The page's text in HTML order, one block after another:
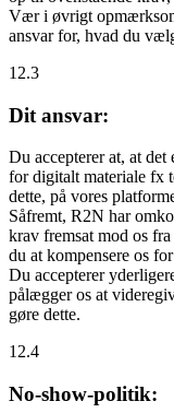
Vær i øvrigt
ansvar for, hvad du
12.3
Dit ansvar:
Du accepterer at, at
for digitalt materiale fx
dette, på vores
Såfremt, R2N har
krav fremsat mod os fra
du at kompensere os
Du accepterer
pålægger os at
gøre dette.
12.4
No-show-politik: